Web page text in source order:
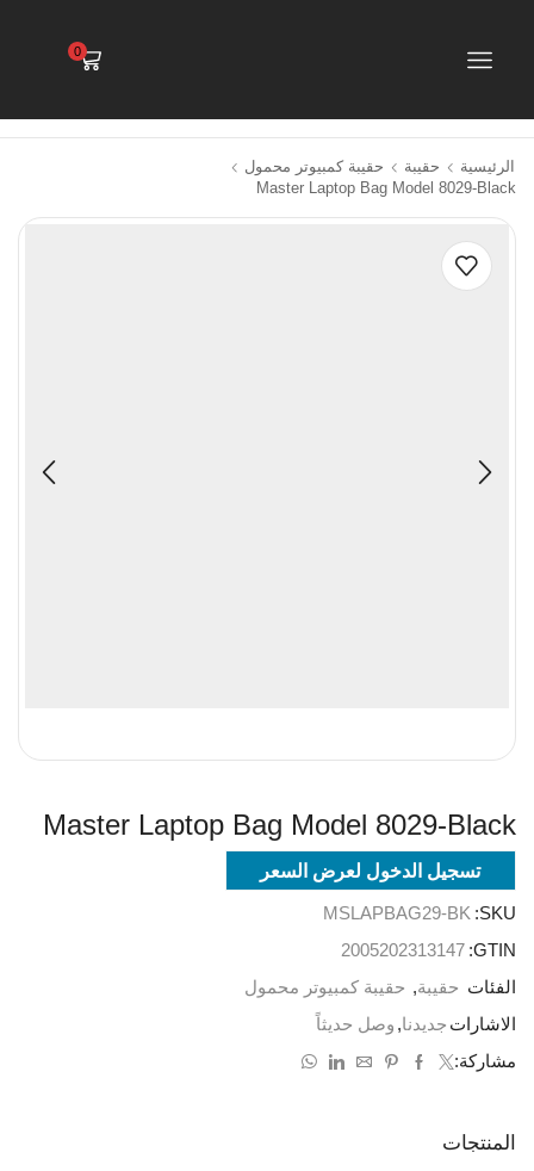
0
الرئيسية حقيبة
حقيبة كمبيوتر محمول
Master Laptop Bag Model 8029-Black
Master Laptop Bag Model 8029-Black
تسجيل الدخول لعرض السعر
SKU:
MSLAPBAG29-BK
GTIN:
2005202313147
الفئات حقيبة, حقيبة كمبيوتر محمول
الاشارات جديدنا, وصل حديثاً
مشاركة:
المنتجات